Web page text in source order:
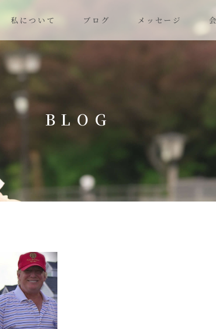
私について ブログ メッセージ
BLOG